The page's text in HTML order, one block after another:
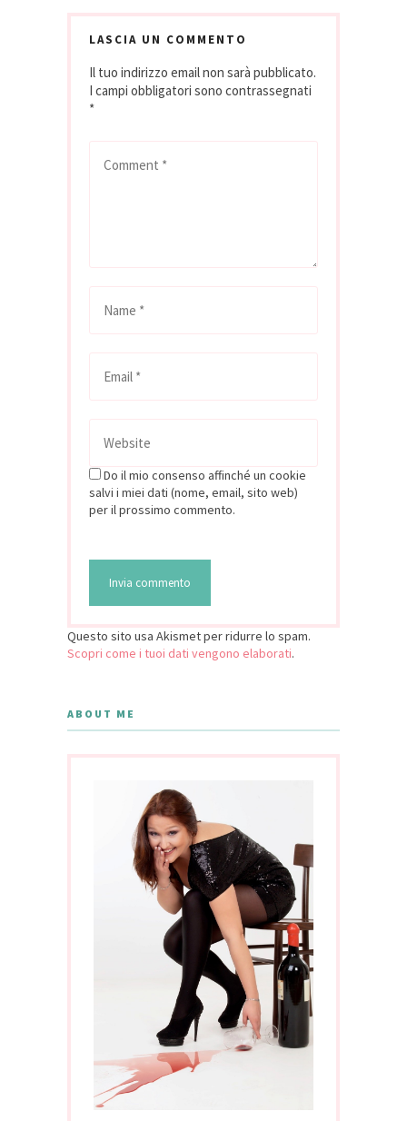
di davvero…
LASCIA UN COMMENTO
Il tuo indirizzo email non sarà pubblicato.
I campi obbligatori sono contrassegnati
*
Do il mio consenso affinché un cookie
salvi i miei dati (nome, email, sito web)
per il prossimo commento.
Questo sito usa Akismet per ridurre lo spam.
Scopri come i tuoi dati vengono elaborati.
ABOUT ME